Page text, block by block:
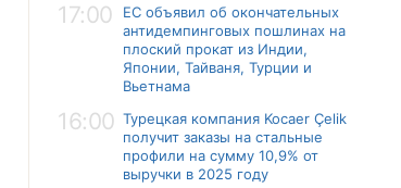
17:00
ЕС объявил об окончательных
антидемпинговых пошлинах на
плоский прокат из Индии,
Японии, Тайваня, Турции и
Вьетнама
16:00 Турецкая компания Kocaer Çelik
получит заказы на стальные
профили на сумму 10,9% от
выручки в 2025 году